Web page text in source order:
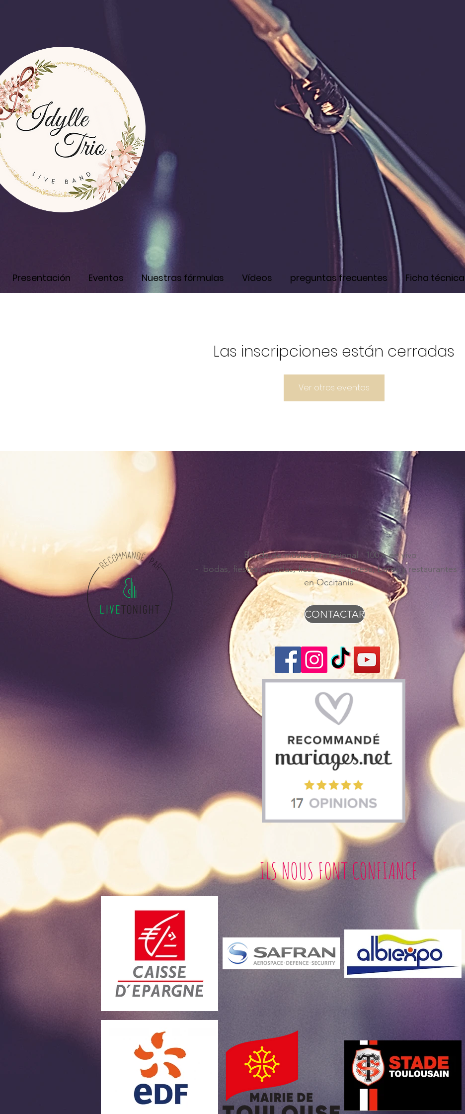
Presentación Eventos Nuestras fórmulas Vídeos preguntas frecuentes Ficha técnica
Las inscripciones están cerradas
Ver otros eventos
Banda de música profesional 100% en vivo
- bodas, fiestas privadas, fiestas de empresa, bares y restaurantes -
en Occitania
CONTACTAR
ILS NOUS FONT CONFIANCE